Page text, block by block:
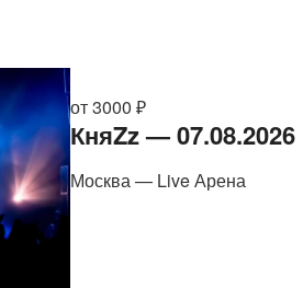
от 3000 ₽
КняZz — 07.08.2026
Москва — Live Арена